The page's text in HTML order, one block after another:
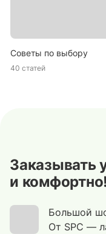
Советы по выбору
40 статей
Заказывать
и комфортно!
Большой
От SPC —